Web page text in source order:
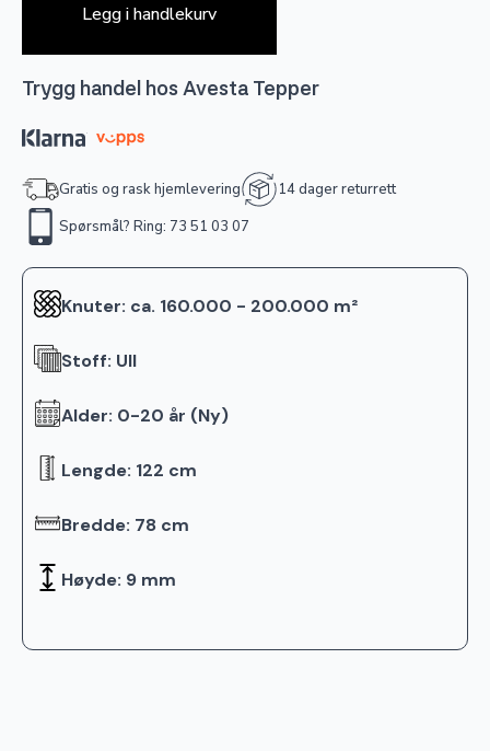
Legg i handlekurv
Trygg handel hos Avesta Tepper
Gratis og rask hjemlevering
14 dager returrett
Spørsmål? Ring: 73 51 03 07
Knuter: ca. 160.000 - 200.000 m²
Stoff: Ull
Alder: 0-20 år (Ny)
Lengde: 122 cm
Bredde: 78 cm
Høyde: 9 mm